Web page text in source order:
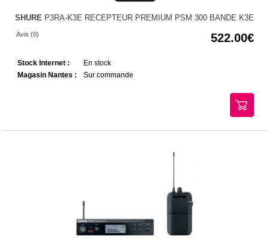
SHURE P3RA-K3E RECEPTEUR PREMIUM PSM 300 BANDE K3E
Avis (0) 522.00
Stock Internet :
En stock
Magasin Nantes :
Sur commande